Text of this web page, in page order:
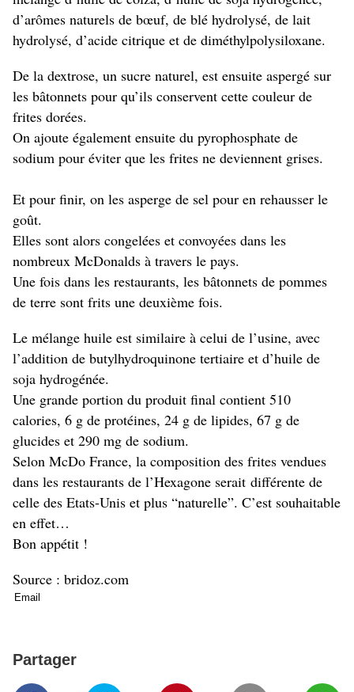
d’arômes naturels de bœuf, de blé hydrolysé, de lait
hydrolysé, d’acide citrique et de diméthylpolysiloxane.
De la dextrose, un sucre naturel, est ensuite aspergé sur
les bâtonnets pour qu’ils conservent cette couleur de
frites dorées.
On ajoute également ensuite du pyrophosphate de
sodium pour éviter que les frites ne deviennent grises.
Et pour finir, on les asperge de sel pour en rehausser le
goût.
Elles sont alors congelées et convoyées dans les
nombreux McDonalds à travers le pays.
Une fois dans les restaurants, les bâtonnets de pommes
de terre sont frits une deuxième fois.
Le mélange huile est similaire à celui de l’usine, avec
l’addition de butylhydroquinone tertiaire et d’huile de
soja hydrogénée.
Une grande portion du produit final contient 510
calories, 6 g de protéines, 24 g de lipides, 67 g de
glucides et 290 mg de sodium.
Selon McDo France, la composition des frites vendues
dans les restaurants de l’Hexagone serait différente de
celle des Etats-Unis et plus “naturelle”. C’est souhaitable
en effet…
Bon appétit !
Source : bridoz.com
Partager